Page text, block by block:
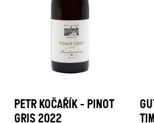
PETR KOČAŘÍK - PINOT
GRIS 2022